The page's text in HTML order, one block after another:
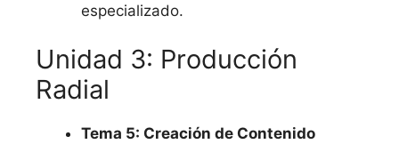
especializado.
Unidad 3: Producción
Radial
Tema 5: Creación de Contenido